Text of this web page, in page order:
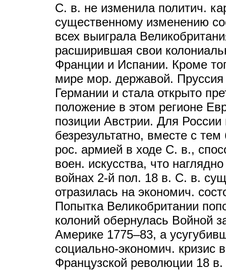
С. в. не изменила политич.
существенному изменению
всех выиграла
расширившая свои
Франции и Испании. Кроме
мире мор. державой.
Германии и стала открыто
положение в этом регионе
позиции Австрии. Для России
безрезультатно, вместе с
рос. армией в ходе С. в.,
воен. искусства, что
войнах 2-й пол. 18 в. С. в.
отразилась на экономич.
Попытка Великобритании
колоний обернулась Войной
Америке 1775–83, а
социально-экономич. кризис
Французской революции 18 в.